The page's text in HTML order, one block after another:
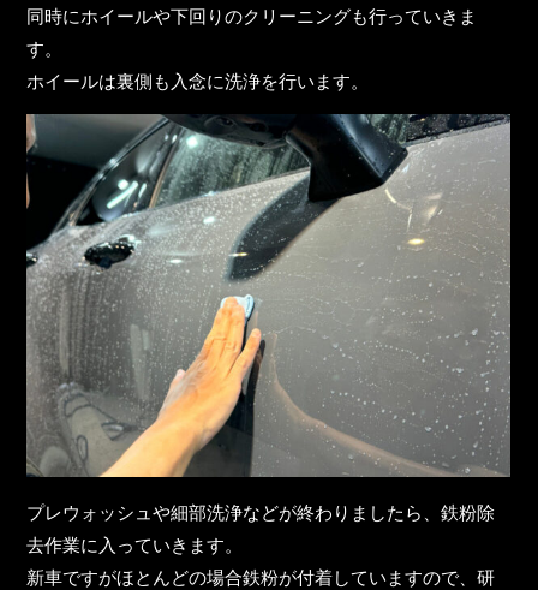
同時にホイールや下回りのクリーニングも行っていきま
す。
ホイールは裏側も入念に洗浄を行います。
プレウォッシュや細部洗浄などが終わりましたら、鉄粉除
去作業に入っていきます。
新車ですがほとんどの場合鉄粉が付着していますので、研